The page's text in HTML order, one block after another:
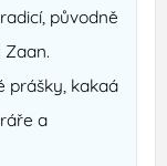
původně
Zaan.
prášky, kakaá
a